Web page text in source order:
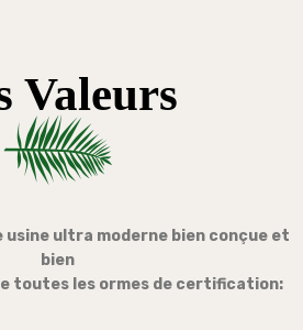
Valeurs
usine ultra moderne bien conçue et
bien
toutes les ormes de certification: